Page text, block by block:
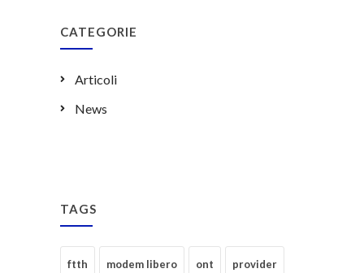
CATEGORIE
Articoli
News
TAGS
ftth modem libero ont provider